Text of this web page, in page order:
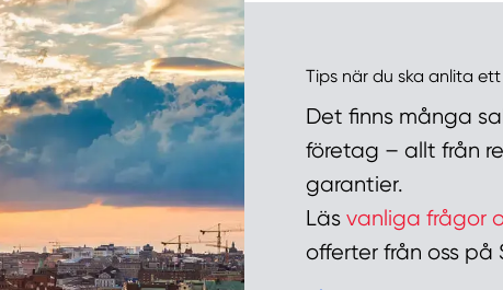
Tips när du ska anlita
Det finns många
företag – allt från
garantier.
Läs vanliga frågor
offerter från oss